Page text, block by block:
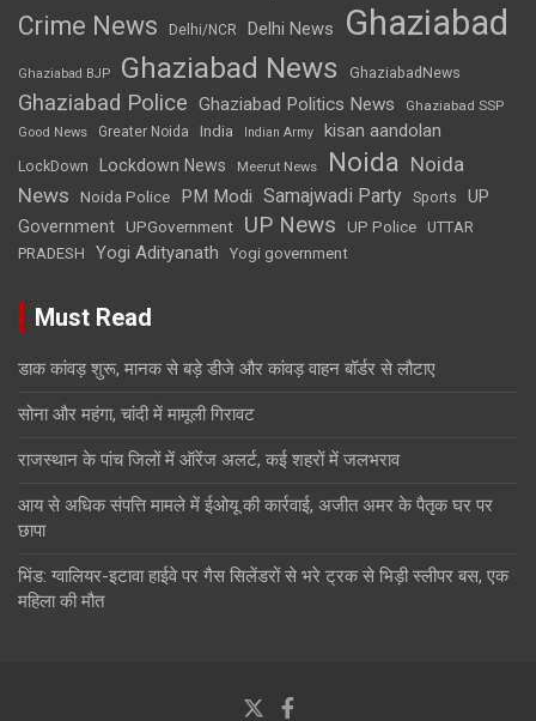
Crime News Delhi/NCR Delhi News Ghaziabad
Ghaziabad BJP Ghaziabad News GhaziabadNews
Ghaziabad Police Ghaziabad Politics News Ghaziabad SSP
Good News Greater Noida India Indian Army kisan aandolan
LockDown Lockdown News Meerut News Noida Noida
News
Noida Police PM Modi Samajwadi Party Sports
UP
Government UPGovernment UP News UP Police
UTTAR
PRADESH
Yogi Adityanath Yogi government
Must Read
डाक कांवड़ शुरू, मानक से बड़े डीजे और कांवड़ वाहन बॉर्डर से लौटाए
सोना और महंगा, चांदी में मामूली गिरावट
राजस्थान के पांच जिलों में ऑरेंज अलर्ट, कई शहरों में जलभराव
आय से अधिक संपत्ति मामले में ईओयू की कार्रवाई, अजीत अमर के पैतृक घर पर
छापा
भिंड: ग्वालियर-इटावा हाईवे पर गैस सिलेंडरों से भरे ट्रक से भिड़ी स्लीपर बस, एक
महिला की मौत